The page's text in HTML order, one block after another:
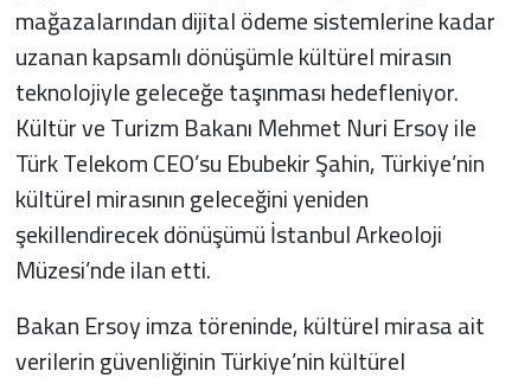
mağazalarından dijital ödeme sistemlerine kadar
uzanan kapsamlı dönüşümle kültürel mirasın
teknolojiyle geleceğe taşınması hedefleniyor.
Kültür ve Turizm Bakanı Mehmet Nuri Ersoy ile
Türk Telekom CEO’su Ebubekir Şahin, Türkiye’nin
kültürel mirasının geleceğini yeniden
şekillendirecek dönüşümü İstanbul Arkeoloji
Müzesi’nde ilan etti.
Bakan Ersoy imza töreninde, kültürel mirasa ait
verilerin güvenliğinin Türkiye’nin kültürel